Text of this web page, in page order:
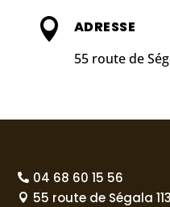
 ADRESSE
55 route de
 04 68 60 15 56
 55 route de Ségala